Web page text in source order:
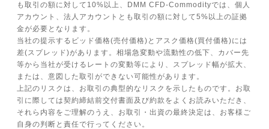
も取引の額に対して10%以上、DMM CFD-Commodityでは、個人
アカウント、法人アカウントとも取引の額に対して5%以上の証拠
金が必要となります。
当社の提示するビッド価格(売付価格)とアスク価格(買付価格)には
差(スプレッド)があります。相場急変動や流動性の低下、カバー先
等から当社が受けるレートの変動等により、スプレッド幅が拡大、
または、意図した取引ができない可能性があります。
上記のリスクは、お取引の典型的なリスクを示したものです。お取
引に際しては契約締結前交付書面及び約款をよくお読みいただき、
それら内容をご理解のうえ、お取引・出資の最終決定は、お客様ご
自身の判断と責任で行ってください。